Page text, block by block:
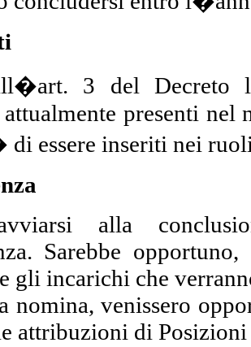
3 del Decreto
presenti nel
essere inseriti nei
alla
Sarebbe
gli incarichi che
nomina, venissero
attribuzioni di